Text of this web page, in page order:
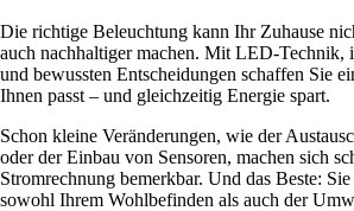
Die richtige Beleuchtung kann Ihr Zuhause
auch nachhaltiger machen. Mit LED-Technik,
und bewussten Entscheidungen schaffen Sie
Ihnen passt – und gleichzeitig Energie spart.
Schon kleine Veränderungen, wie der
oder der Einbau von Sensoren, machen sich
Stromrechnung bemerkbar. Und das Beste:
sowohl Ihrem Wohlbefinden als auch der